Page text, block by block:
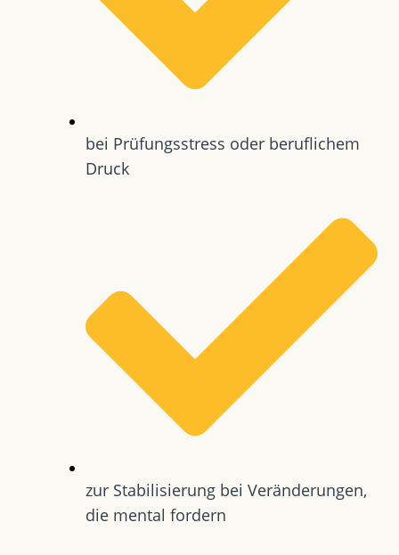
bei Prüfungsstress oder beruflichem
Druck
zur Stabilisierung bei Veränderungen,
die mental fordern